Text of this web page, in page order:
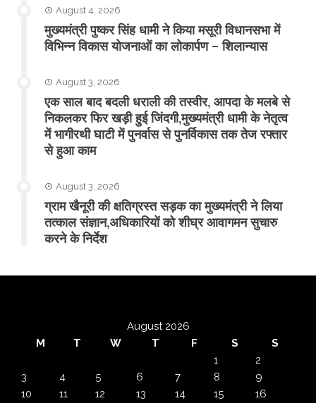
August 4, 2026
मुख्यमंत्री पुष्कर सिंह धामी ने किया मसूरी विधानसभा में
विभिन्न विकास योजनाओं का लोकार्पण – शिलान्यास
August 3, 2026
एक साल बाद बदली धराली की तस्वीर, आपदा के मलबे से
निकलकर फिर खड़ी हुई जिंदगी,मुख्यमंत्री धामी के नेतृत्व
में भागीरथी घाटी में पुनर्वास से पुनर्विकास तक तेज रफ्तार
से हुआ काम
August 3, 2026
ग्राम खैनूरी की क्षतिग्रस्त सड़क का मुख्यमंत्री ने लिया
तत्काल संज्ञान,अधिकारियों को शीघ्र आवागमन सुचारु
करने के निर्देश
August 2026
M
T W T F S
S
1
2
3
4 5 6 7 8
9
10
11 12 13 14 15
16